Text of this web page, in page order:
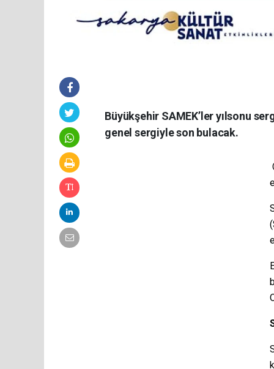
Büyükşehir SAMEK’ler yılsonu
genel sergiyle son bulacak.